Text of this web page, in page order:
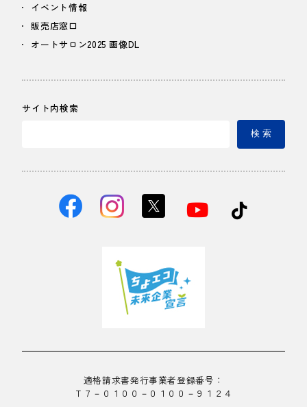
イベント情報
販売店窓口
オートサロン2025 画像DL
サイト内検索
検 索
適格請求書発行事業者登録番号：
Ｔ７－０１００－０１００－９１２４